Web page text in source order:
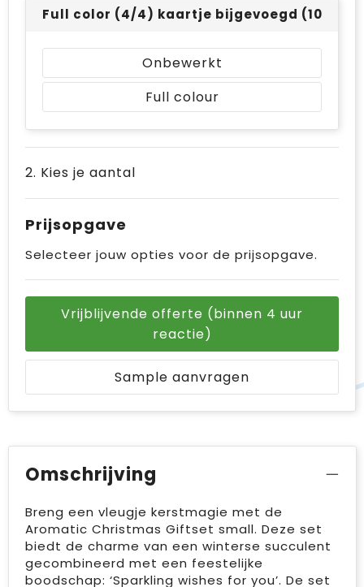
Full color (4/4) kaartje bijgevoegd (105 x
Onbewerkt
Full colour
2. Kies je aantal
Prijsopgave
Selecteer jouw opties voor de prijsopgave.
Vrijblijvende offerte (binnen 4 uur
reactie)
Sample aanvragen
Omschrijving
Breng een vleugje kerstmagie met de
Aromatic Christmas Giftset small. Deze set
biedt de charme van een winterse succulent
gecombineerd met een feestelijke
boodschap: ‘Sparkling wishes for you’. De set